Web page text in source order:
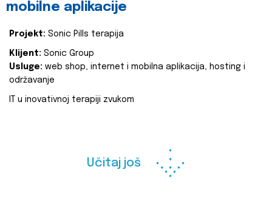
mobilne aplikacije
Projekt: Sonic Pills terapija
Klijent: Sonic Group
Usluge: web shop, internet i mobilna aplikacija, hosting i
održavanje
IT u inovativnoj terapiji zvukom
Učitaj još